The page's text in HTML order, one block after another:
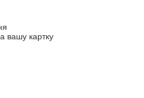
вашу картку